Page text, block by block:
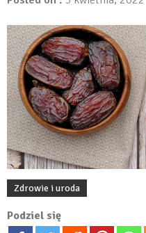
Zdrowie i uroda
Podziel się